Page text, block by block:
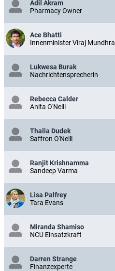
Adil Akram
Pharmacy Owner
Ace Bhatti
Innenminister Viraj Mundhra
Lukwesa Burak
Nachrichtensprecherin
Rebecca Calder
Anita O'Neill
Thalia Dudek
Saffron O'Neill
Ranjit Krishnamma
Sandeep Varma
Lisa Palfrey
Tara Evans
Miranda Shamiso
NCU Einsatzkraft
Darren Strange
Finanzexperte